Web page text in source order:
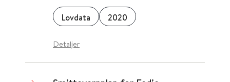
Lovdata 2020
Detaljer